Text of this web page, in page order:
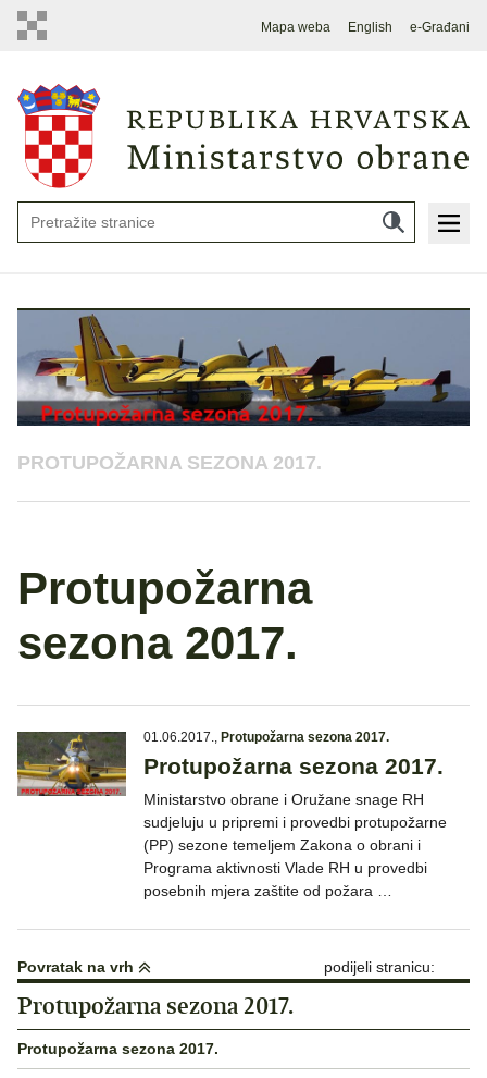
Mapa weba English e-Građani
PROTUPOŽARNA SEZONA 2017.
Protupožarna
sezona 2017.
01.06.2017. Protupožarna sezona 2017.
Protupožarna sezona 2017.
Ministarstvo obrane i Oružane snage RH
sudjeluju u pripremi i provedbi protupožarne
(PP) sezone temeljem Zakona o obrani i
Programa aktivnosti Vlade RH u provedbi
posebnih mjera zaštite od požara …
Povratak na vrh podijeli stranicu:
Protupožarna sezona 2017.
Protupožarna sezona 2017.